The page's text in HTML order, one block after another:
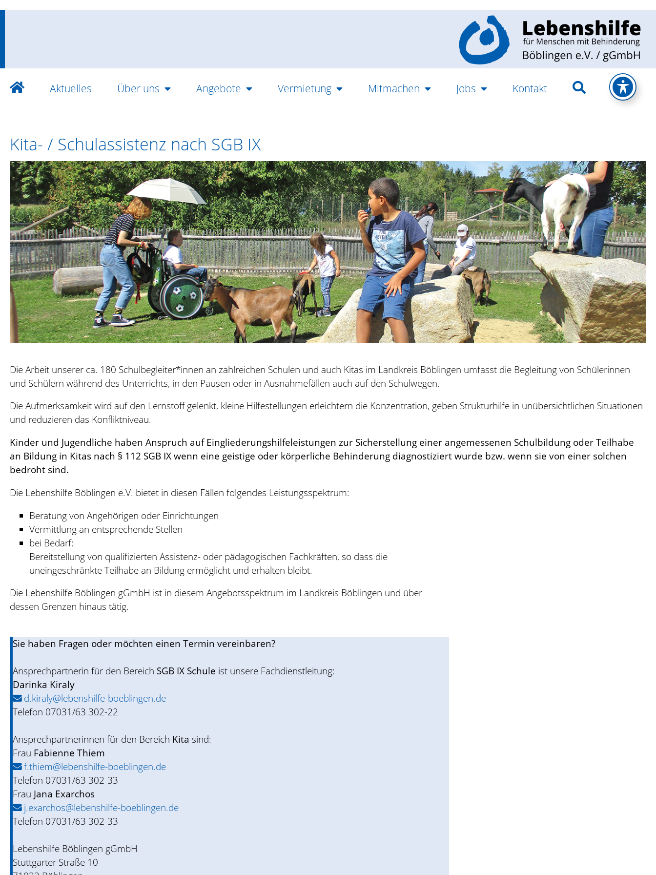
Aktuelles Über uns Angebote Vermietung Mitmachen Jobs Kontakt
Kita- / Schulassistenz nach SGB IX
Die Arbeit unserer ca. 180 Schulbegleiter*innen an zahlreichen Schulen und auch Kitas im Landkreis Böblingen umfasst die Begleitung von Schülerinnen
und Schülern während des Unterrichts, in den Pausen oder in Ausnahmefällen auch auf den Schulwegen.
Die Aufmerksamkeit wird auf den Lernstoff gelenkt, kleine Hilfestellungen erleichtern die Konzentration, geben Strukturhilfe in unübersichtlichen Situationen
und reduzieren das Konfliktniveau.
Kinder und Jugendliche haben Anspruch auf Eingliederungshilfeleistungen zur Sicherstellung einer angemessenen Schulbildung oder Teilhabe
an Bildung in Kitas nach § 112 SGB IX wenn eine geistige oder körperliche Behinderung diagnostiziert wurde bzw. wenn sie von einer solchen
bedroht sind.
Die Lebenshilfe Böblingen e.V. bietet in diesen Fällen folgendes Leistungsspektrum:
Beratung von Angehörigen oder Einrichtungen
Vermittlung an entsprechende Stellen
bei Bedarf:
Bereitstellung von qualifizierten Assistenz- oder pädagogischen Fachkräften, so dass die
uneingeschränkte Teilhabe an Bildung ermöglicht und erhalten bleibt.
Die Lebenshilfe Böblingen gGmbH ist in diesem Angebotsspektrum im Landkreis Böblingen und über
dessen Grenzen hinaus tätig.
Sie haben Fragen oder möchten einen Termin vereinbaren?
Ansprechpartnerin für den Bereich SGB IX Schule ist unsere Fachdienstleitung:
Darinka Kiraly
d.kiraly@lebenshilfe-boeblingen.de
Telefon 07031/63 302-22
Ansprechpartnerinnen für den Bereich Kita sind:
Frau Fabienne Thiem
f.thiem@lebenshilfe-boeblingen.de
Telefon 07031/63 302-33
Frau Jana Exarchos
j.exarchos@lebenshilfe-boeblingen.de
Telefon 07031/63 302-33
Lebenshilfe Böblingen gGmbH
Stuttgarter Straße 10